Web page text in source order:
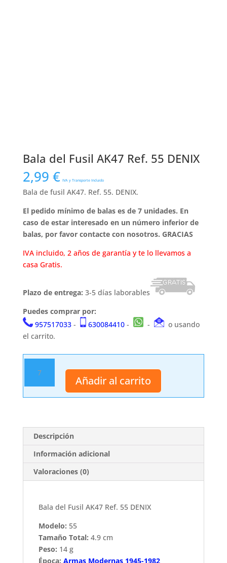
Bala del Fusil AK47 Ref. 55 DENIX
2,99 € IVA y Transporte Incluido
Bala de fusil AK47. Ref. 55. DENIX.
El pedido mínimo de balas es de 7 unidades. En
caso de estar interesado en un número inferior de
balas, por favor contacte con nosotros. GRACIAS
IVA incluido, 2 años de garantía y te lo llevamos a
casa Gratis.
Plazo de entrega: 3-5 días laborables
Puedes comprar por:
957517033- 630084410- -
o usando
el carrito.
Fusil
AK47
DENIX
cantidad
Añadir al carrito
Descripción
Información adicional
Valoraciones (0)
Bala del Fusil AK47 Ref. 55 DENIX
Modelo: 55
Tamaño Total: 4.9 cm
Peso: 14 g
Época: Armas Modernas 1945-1982